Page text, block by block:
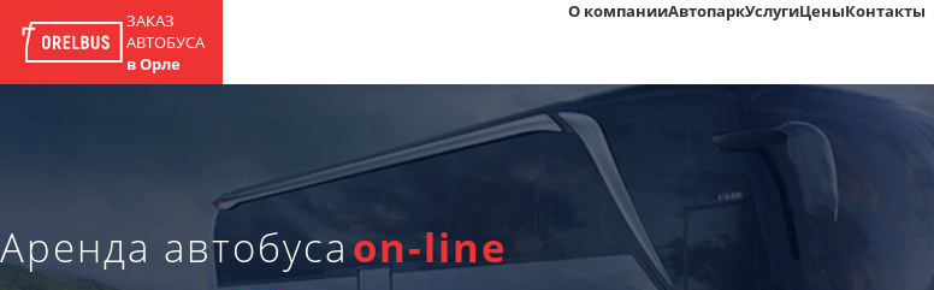
ЗАКАЗ
АВТОБУСА
в Орле
О компанииАвтопаркУслугиЦеныКонтакты
Аренда автобусаon-line